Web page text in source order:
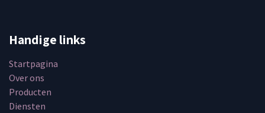
Handige links
Startpagina
Over ons
Producten
Diensten